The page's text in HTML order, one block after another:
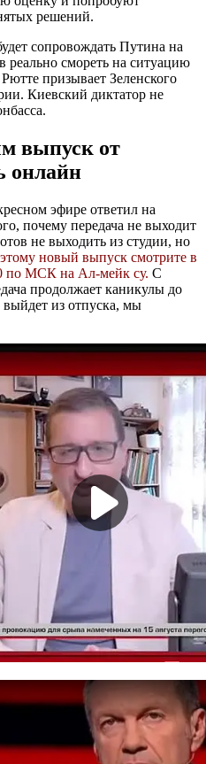
решений.
сопровождать Путина на
реально смореть на ситуацию
призывает Зеленского
Киевский диктатор не
выпуск от
онлайн
эфире ответил на
почему передача не выходит
не выходить из студии, но
новый выпуск смотрите в
по МСК на Ал-мейк су. С
продолжает каникулы до
выйдет из отпуска, мы